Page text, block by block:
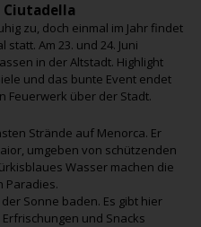
Ciutadella
zu, doch einmal im Jahr findet
statt. Am 23. und 24. Juni
in der Altstadt. Highlight
und das bunte Event endet
Feuerwerk über der Stadt.
Strände auf Menorca. Er
umgeben von schützenden
Wasser machen die
Paradies.
Sonne baden. Es gibt hier
und Snacks